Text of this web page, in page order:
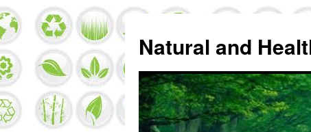
Natural and